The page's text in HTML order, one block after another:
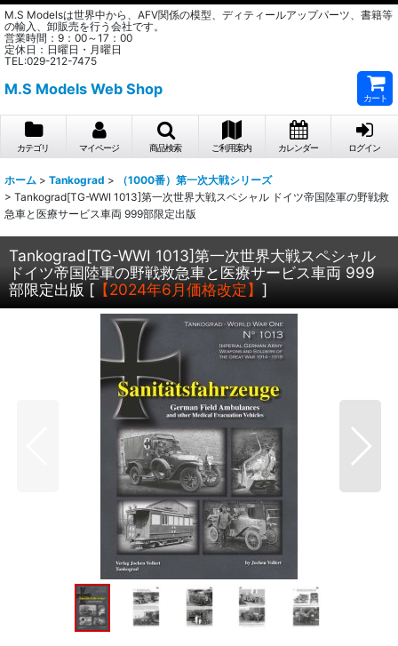
M.S Modelsは世界中から、AFV関係の模型、ディティールアップパーツ、書籍等
の輸入、卸販売を行う会社です。
営業時間：9：00～17：00
定休日：日曜日・月曜日
TEL:029-212-7475
M.S Models Web Shop
カート
カテゴリ マイページ 商品検索 ご利用案内 カレンダー ログイン
ホーム > Tankograd >
（1000番）第一次大戦シリーズ
> Tankograd[TG-WWI 1013]第一次世界大戦スペシャル ドイツ帝国陸軍の野戦救
急車と医療サービス車両 999部限定出版
Tankograd[TG-WWI 1013]第一次世界大戦スペシャル
ドイツ帝国陸軍の野戦救急車と医療サービス車両 999
部限定出版 [ 【2024年6月価格改定】 ]